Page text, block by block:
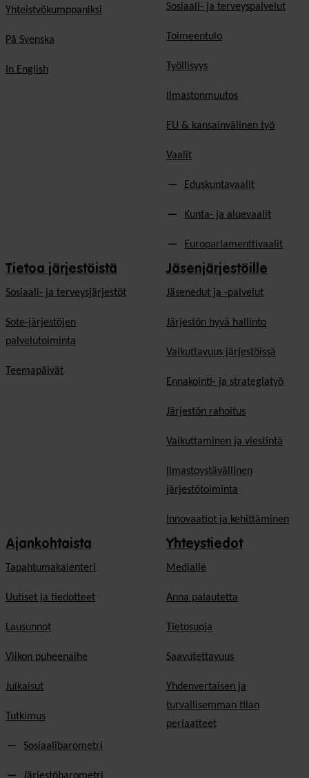
Yhteistyökumppaniksi
På Svenska
In English
Sosiaali- ja terveyspalvelut
Toimeentulo
Työllisyys
Ilmastonmuutos
EU & kansainvälinen työ
Vaalit
Eduskuntavaalit
Kunta- ja aluevaalit
Europarlamenttivaalit
Tietoa järjestöistä
Sosiaali- ja terveysjärjestöt
Sote-järjestöjen
palvelutoiminta
Teemapäivät
Jäsenjärjestöille
Jäsen­edut ja -palvelut
Järjestön hyvä hallinto
Vaikuttavuus järjestöissä
Ennakointi- ja strategiatyö
Järjestön rahoitus
Vaikuttaminen ja viestintä
Ilmastoystävällinen
järjestötoiminta
Innovaatiot ja kehittäminen
Ajankohtaista
Tapahtumakalenteri
Uutiset ja tiedotteet
Lausunnot
Viikon puheenaihe
Julkaisut
Tutkimus
Sosiaalibarometri
Yhteystiedot
Medialle
Anna palautetta
Tietosuoja
Saavutettavuus
Yhdenvertaisen ja
turvallisemman tilan
periaatteet